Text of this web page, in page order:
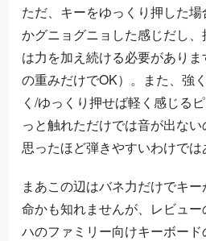
ただ、キーをゆっくり押した
かグニョグニョした感じだし
は力を加え続ける必要があり
の重みだけでOK）。また、強
く/ゆっくり押せば軽く感じる
っと触れただけでは音が出な
思ったほど弾きやすいわけでは
まあこの辺はバネ力だけでキ
命かも知れませんが、レビュ
ハのファミリー向けキーボー